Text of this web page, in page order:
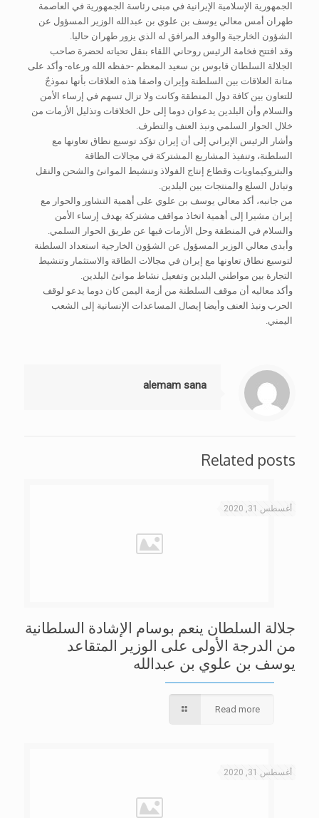
الجمهورية الإسلامية الإيرانية في مبنى رئاسة الجمهورية في العاصمة
طهران أمس معالي يوسف بن علوي بن عبدالله الوزير المسؤول عن
الشؤون الخارجية والوفد المرافق له الذي يزور طهران حاليا.
وقد افتتح فخامة الرئيس روحاني اللقاء بنقل تحياته لحضرة صاحب
الجلالة السلطان قابوس بن سعيد المعظم -حفظه الله ورعاه- وأكد على
متانة العلاقات بين السلطنة وإيران واصفا هذه العلاقات بأنها نموذجٌ
للتعاون بين كافة دول المنطقة وكانت ولا تزال تسهم في إرساء الأمن
والسلام وأن البلدين يدعوان دوما إلى حل الخلافات وتذليل الأزمات من
خلال الحوار السلمي ونبذ العنف والتطرف.
وأشار الرئيس الإيراني إلى أن إيران تؤكد توسيع نطاق تعاونها مع
السلطنة، وتنفيذ المشاريع المشتركة في مجالات الطاقة
والبتروكيماويات وقطاع إنتاج الفولاذ وتنشيط الموانئ والشحن والنقل
وتبادل السلع والمنتجات بين البلدين.
من جانبه، أكد معالي يوسف بن علوي على أهمية التشاور والحوار مع
إيران مشيرا إلى أهمية اتخاذ مواقف مشتركة بهدف إرساء الأمن
والسلام في المنطقة وحل الأزمات فيها عن طريق الحوار السلمي.
وأبدى معالي الوزير المسؤول عن الشؤون الخارجية استعداد السلطنة
لتوسيع نطاق تعاونها مع إيران في مجالات الطاقة والاستثمار وتنشيط
التجارة بين مواطني البلدين وتفعيل نشاط موانئ البلدين.
وأكد معاليه أن موقف السلطنة من أزمة اليمن كان دوما يدعو لوقف
الحرب ونبذ العنف وأيضا إيصال المساعدات الإنسانية إلى الشعب
اليمني.
alemam sana
Related posts
أغسطس 31, 2020
جلالة السلطان ينعم بوسام الإشادة السلطانية
من الدرجة الأولى على الوزير المتقاعد
يوسف بن علوي بن عبدالله
Read more
أغسطس 31, 2020